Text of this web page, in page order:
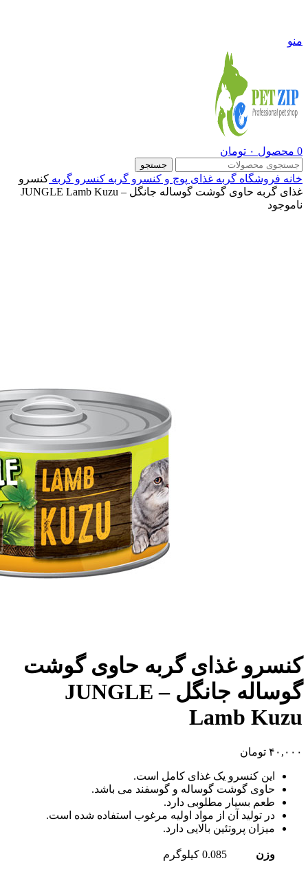
منو
0 محصول ۰ تومان
جستجو
خانه فروشگاه گربه غذای پوچ و کنسرو گربه کنسرو گربه کنسرو
غذای گربه حاوی گوشت گوساله جانگل – JUNGLE Lamb Kuzu
ناموجود
کنسرو غذای گربه حاوی گوشت
گوساله جانگل – JUNGLE
Lamb Kuzu
۴۰,۰۰۰ تومان
این کنسرو یک غذای کامل است.
حاوی گوشت گوساله و گوسفند می باشد.
طعم بسیار مطلوبی دارد.
در تولید آن از مواد اولیه مرغوب استفاده شده است.
میزان پروتئین بالایی دارد.
وزن 0.085 کیلوگرم